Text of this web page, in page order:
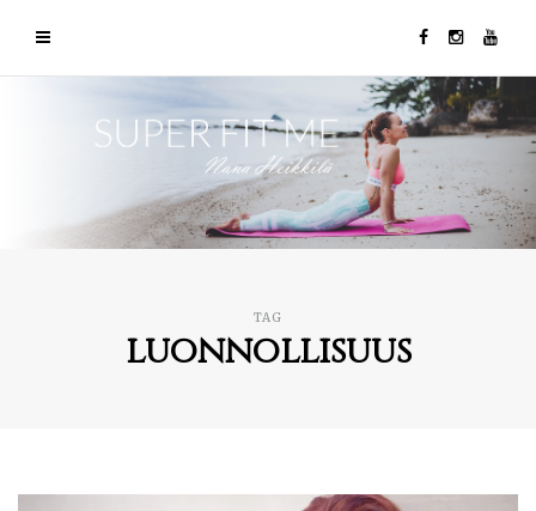
TAG
luonnollisuus